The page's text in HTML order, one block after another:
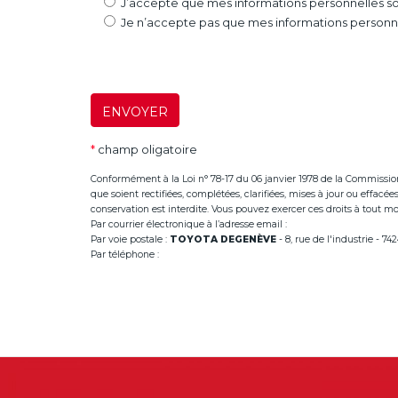
Je n’accepte pas que mes informations
ENVOYER
* champ oligatoire
Conformément à la Loi n° 78-17 du 06 janvier 1978 de la
que soient rectifiées, complétées, clarifiées, mises à jour ou
conservation est interdite. Vous pouvez exercer ces droits à tout
Par courrier électronique à l’adresse email :
Par voie postale : TOYOTA DEGENÈVE - 8, rue de l'industrie -
Par téléphone :